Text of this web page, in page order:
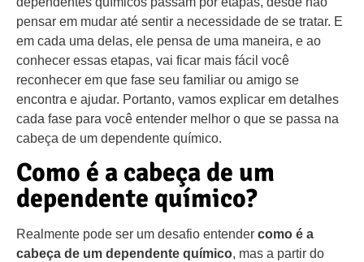
pensar em mudar até sentir a necessidade de se tratar. E
em cada uma delas, ele pensa de uma maneira, e ao
conhecer essas etapas, vai ficar mais fácil você
reconhecer em que fase seu familiar ou amigo se
encontra e ajudar. Portanto, vamos explicar em detalhes
cada fase para você entender melhor o que se passa na
cabeça de um dependente químico.
Como é a cabeça de um
dependente químico?
Realmente pode ser um desafio entender como é a
cabeça de um dependente químico, mas a partir do